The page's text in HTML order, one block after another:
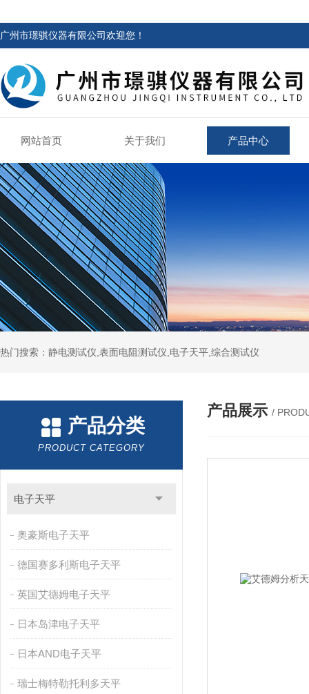
广州市璟骐仪器有限公司欢迎您！
网站首页 关于我们 产品中心
热门搜索：静电测试仪,表面电阻测试仪,电子天平,综合测试仪
产品分类
PRODUCT CATEGORY
电子天平
奥豪斯电子天平
德国赛多利斯电子天平
英国艾德姆电子天平
日本岛津电子天平
日本AND电子天平
瑞士梅特勒托利多天平
产品展示 /